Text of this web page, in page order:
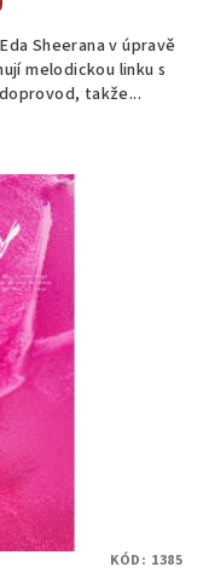
Sheerana v úpravě
melodickou linku s
takže...
KÓD: 1385